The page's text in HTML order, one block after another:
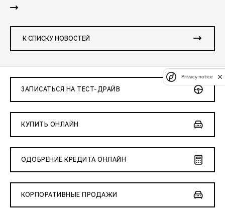
К СПИСКУ НОВОСТЕЙ
ЗАПИСАТЬСЯ НА ТЕСТ-ДРАЙВ
КУПИТЬ ОНЛАЙН
ОДОБРЕНИЕ КРЕДИТА ОНЛАЙН
КОРПОРАТИВНЫЕ ПРОДАЖИ
Privacy notice